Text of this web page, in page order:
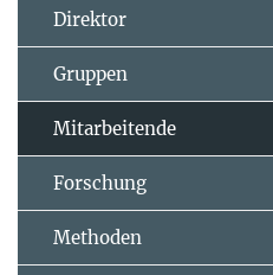
Direktor
Gruppen
Mitarbeitende
Forschung
Methoden